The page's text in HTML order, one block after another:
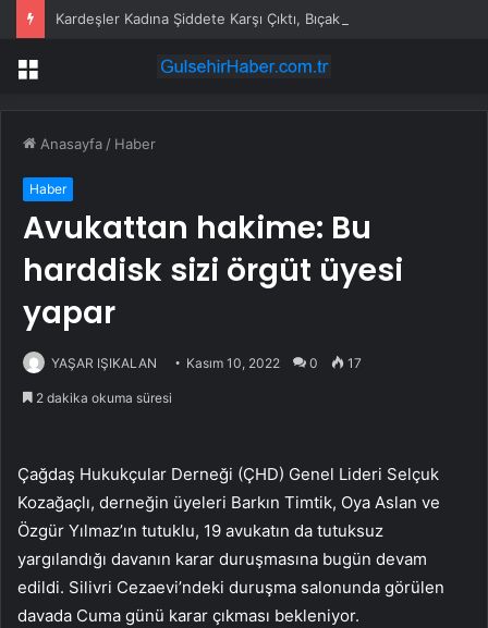
Kardeşler Kadına Şiddete Karşı Çıktı, Bıçaklandı
Menü
Anasayfa / Haber
Haber
Avukattan hakime: Bu
harddisk sizi örgüt üyesi
yapar
YAŞAR IŞIKALAN Kasım 10, 2022 0 17
2 dakika okuma süresi
Çağdaş Hukukçular Derneği (ÇHD) Genel Lideri Selçuk
Kozağaçlı, derneğin üyeleri Barkın Timtik, Oya Aslan ve
Özgür Yılmaz’ın tutuklu, 19 avukatın da tutuksuz
yargılandığı davanın karar duruşmasına bugün devam
edildi. Silivri Cezaevi’ndeki duruşma salonunda görülen
davada Cuma günü karar çıkması bekleniyor.